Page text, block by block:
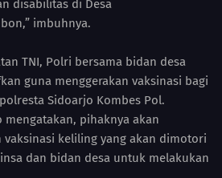
disabilitas di Desa
imbuhnya.
TNI, Polri bersama bidan desa
guna menggerakan vaksinasi bagi
Sidoarjo Kombes Pol.
mengatakan, pihaknya akan
vaksinasi keliling yang akan dimotori
dan bidan desa untuk melakukan